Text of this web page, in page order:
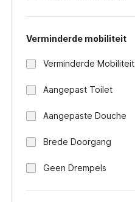
Verminderde mobiliteit
Verminderde Mobiliteit
Aangepast Toilet
Aangepaste Douche
Brede Doorgang
Geen Drempels